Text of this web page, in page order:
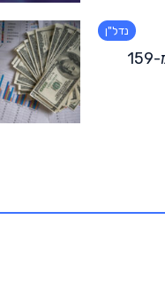
נדל"ן
השקעה בקרקע החל מ-159